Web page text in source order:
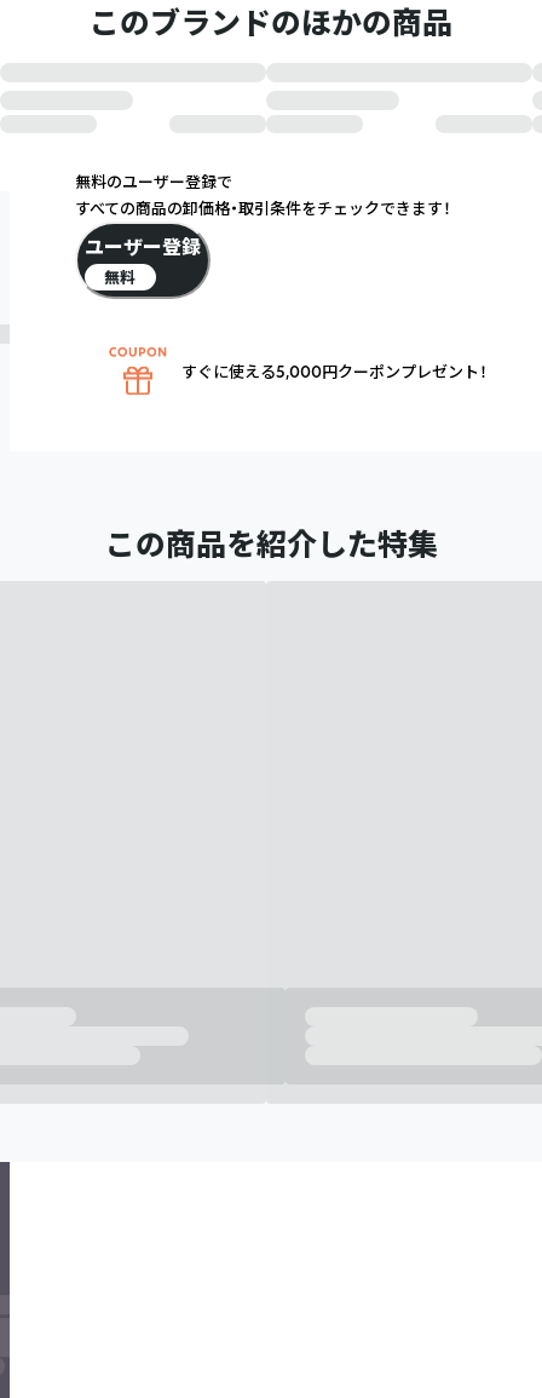
このブランドのほかの商品
この商品を紹介した特集
無料のユーザー登録で
すべての商品の卸価格・取引条件をチェックできます！
ユーザー登録
無料
すぐに使える5,000円クーポンプレゼント！